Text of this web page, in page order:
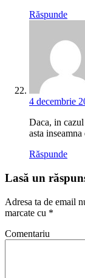
Răspunde
4 decembrie
Daca, in
asta
Răspunde
Lasă un
Adresa ta de email
marcate cu *
Comentariu